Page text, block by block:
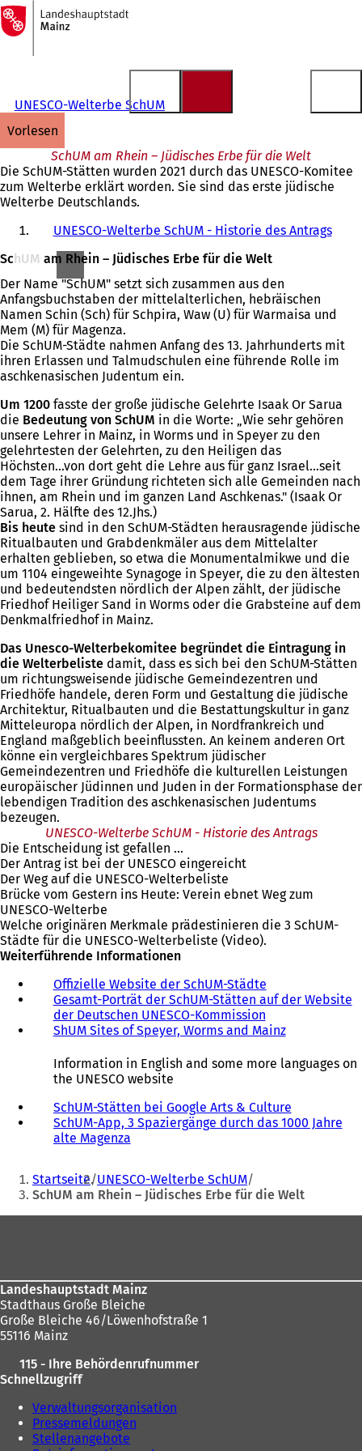
Inhalt anspringen
Zur
Startseite
UNESCO-Welterbe SchUM
vorlesen
SchUM am Rhein – Jüdisches Erbe für die Welt
Die SchUM-Stätten wurden 2021 durch das UNESCO-Komitee
zum Welterbe erklärt worden. Sie sind das erste jüdische
Welterbe Deutschlands.
UNESCO-Welterbe SchUM - Historie des Antrags
SchUM am Rhein – Jüdisches Erbe für die Welt
Der Name "SchUM" setzt sich zusammen aus den
Anfangsbuchstaben der mittelalterlichen, hebräischen
Namen Schin (Sch) für Schpira, Waw (U) für Warmaisa und
Mem (M) für Magenza.
Die SchUM-Städte nahmen Anfang des 13. Jahrhunderts mit
ihren Erlassen und Talmudschulen eine führende Rolle im
aschkenasischen Judentum ein.
Um 1200 fasste der große jüdische Gelehrte Isaak Or Sarua
die Bedeutung von SchUM in die Worte: „Wie sehr gehören
unsere Lehrer in Mainz, in Worms und in Speyer zu den
gelehrtesten der Gelehrten, zu den Heiligen das
Höchsten...von dort geht die Lehre aus für ganz Israel...seit
dem Tage ihrer Gründung richteten sich alle Gemeinden nach
ihnen, am Rhein und im ganzen Land Aschkenas." (Isaak Or
Sarua, 2. Hälfte des 12.Jhs.)
Bis heute sind in den SchUM-Städten herausragende jüdische
Ritualbauten und Grabdenkmäler aus dem Mittelalter
erhalten geblieben, so etwa die Monumentalmikwe und die
um 1104 eingeweihte Synagoge in Speyer, die zu den ältesten
und bedeutendsten nördlich der Alpen zählt, der jüdische
Friedhof Heiliger Sand in Worms oder die Grabsteine auf dem
Denkmalfriedhof in Mainz.
Das Unesco-Welterbekomitee begründet die Eintragung in
die Welterbeliste damit, dass es sich bei den SchUM-Stätten
um richtungsweisende jüdische Gemeindezentren und
Friedhöfe handele, deren Form und Gestaltung die jüdische
Architektur, Ritualbauten und die Bestattungskultur in ganz
Mitteleuropa nördlich der Alpen, in Nordfrankreich und
England maßgeblich beeinflussten. An keinem anderen Ort
könne ein vergleichbares Spektrum jüdischer
Gemeindezentren und Friedhöfe die kulturellen Leistungen
europäischer Jüdinnen und Juden in der Formationsphase der
lebendigen Tradition des aschkenasischen Judentums
bezeugen.
UNESCO-Welterbe SchUM - Historie des Antrags
Die Entscheidung ist gefallen ...
Der Antrag ist bei der UNESCO eingereicht
Der Weg auf die UNESCO-Welterbeliste
Brücke vom Gestern ins Heute: Verein ebnet Weg zum
UNESCO-Welterbe
Welche originären Merkmale prädestinieren die 3 SchUM-
Städte für die UNESCO-Welterbeliste (Video).
Weiterführende Informationen
Offizielle Website der SchUM-Städte
Gesamt-Porträt der SchUM-Stätten auf der Website
der Deutschen UNESCO-Kommission
ShUM Sites of Speyer, Worms and Mainz
Information in English and some more languages on
the UNESCO website
SchUM-Stätten bei Google Arts & Culture
Ö
t
i
n
SchUM-App, 3 Spaziergänge durch das 1000 Jahre
alte Magenza
f
n
e
e
i
n
e
e
e
n
T
Sie
befinden
sich
Startseite UNESCO-Welterbe SchUM
SchUM am Rhein – Jüdisches Erbe für die Welt
Landeshauptstadt Mainz
Stadthaus Große Bleiche
Große Bleiche 46/Löwenhofstraße 1
55116 Mainz
115 - Ihre Behördenrufnummer
Schnellzugriff
Verwaltungsorganisation
Pressemeldungen
Stellenangebote